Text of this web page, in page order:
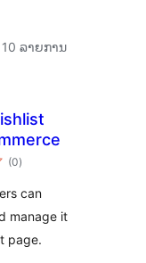
ລາຍການ
(0ຄະແນນ
ທັງໝົດ
)
can
manage it
page.